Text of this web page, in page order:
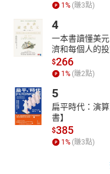
1 % (賺3點)
4
一本書讀懂美
濟和每個人的投
$266
1 % (賺2點)
5
扁平時代：演
書】
$385
1 % (賺3點)